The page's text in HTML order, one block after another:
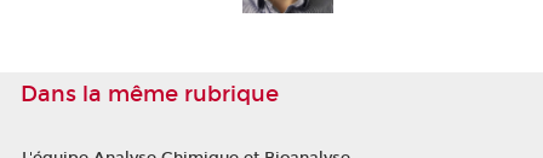
Dans la même rubrique